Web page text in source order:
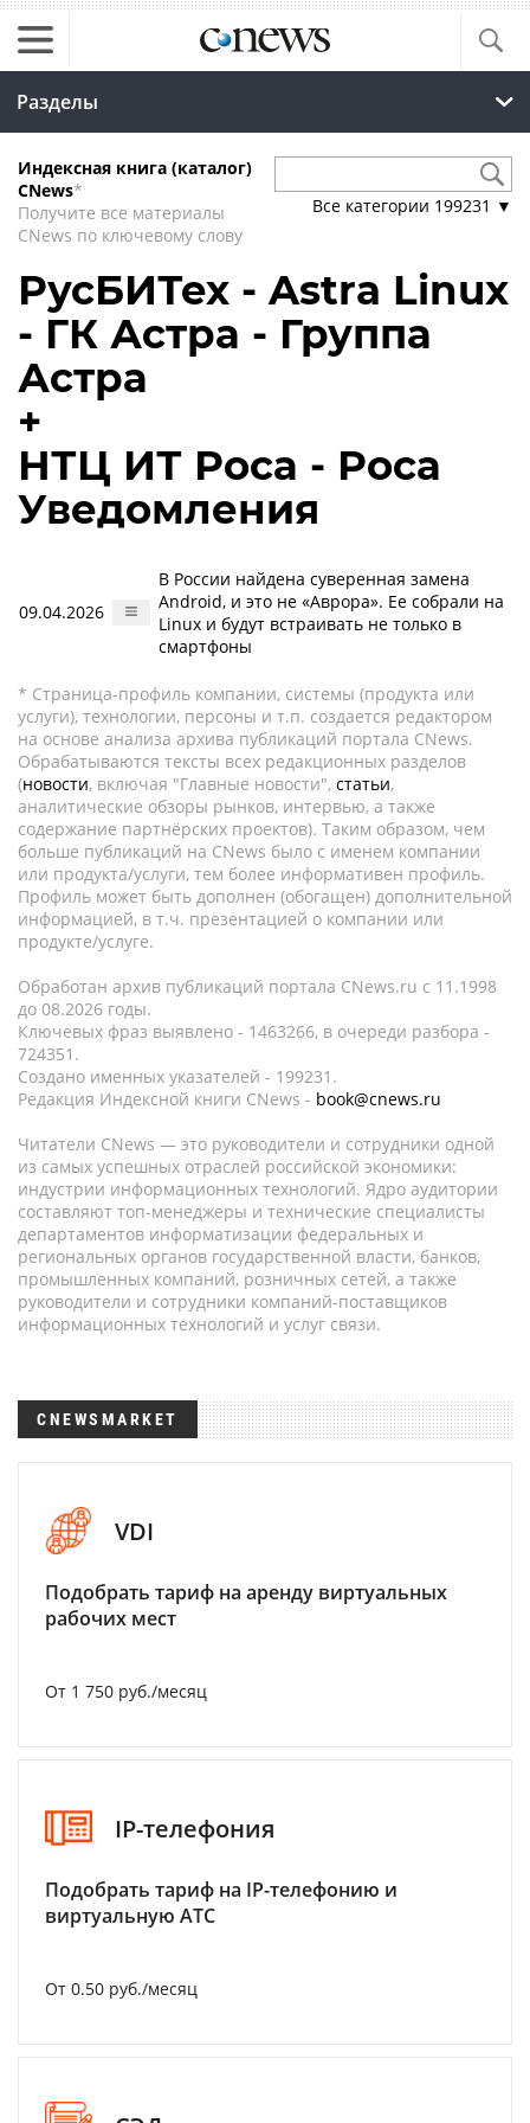
Разделы
Индексная книга (каталог)
CNews*
Получите все материалы
CNews по ключевому слову
Все категории 199231 ▼
РусБИТех - Astra Linux
- ГК Астра - Группа
Астра
+
НТЦ ИТ Роса - Роса
Уведомления
09.04.2026
В России найдена суверенная замена
Android, и это не «Аврора». Ее собрали на
Linux и будут встраивать не только в
смартфоны
* Страница-профиль компании, системы (продукта или
услуги), технологии, персоны и т.п. создается редактором
на основе анализа архива публикаций портала CNews.
Обрабатываются тексты всех редакционных разделов
(новости, включая "Главные новости", статьи,
аналитические обзоры рынков, интервью, а также
содержание партнёрских проектов). Таким образом, чем
больше публикаций на CNews было с именем компании
или продукта/услуги, тем более информативен профиль.
Профиль может быть дополнен (обогащен) дополнительной
информацией, в т.ч. презентацией о компании или
продукте/услуге.
Обработан архив публикаций портала CNews.ru c 11.1998
до 08.2026 годы.
Ключевых фраз выявлено - 1463266, в очереди разбора -
724351.
Создано именных указателей - 199231.
Редакция Индексной книги CNews - book@cnews.ru
Читатели CNews — это руководители и сотрудники одной
из самых успешных отраслей российской экономики:
индустрии информационных технологий. Ядро аудитории
составляют топ-менеджеры и технические специалисты
департаментов информатизации федеральных и
региональных органов государственной власти, банков,
промышленных компаний, розничных сетей, а также
руководители и сотрудники компаний-поставщиков
информационных технологий и услуг связи.
CNEWSMARKET
VDI
Подобрать тариф на аренду виртуальных
рабочих мест
От 1 750 руб./месяц
IP-телефония
Подобрать тариф на IP-телефонию и
виртуальную АТС
От 0.50 руб./месяц